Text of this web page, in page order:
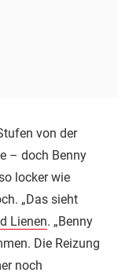
von der
– doch Benny
locker wie
„Das sieht
Lienen. „Benny
Die Reizung
noch